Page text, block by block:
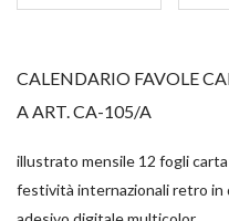
CALENDARIO FAVOLE
A ART. CA-105/A
illustrato mensile 12 fogli
festività internazionali retro in